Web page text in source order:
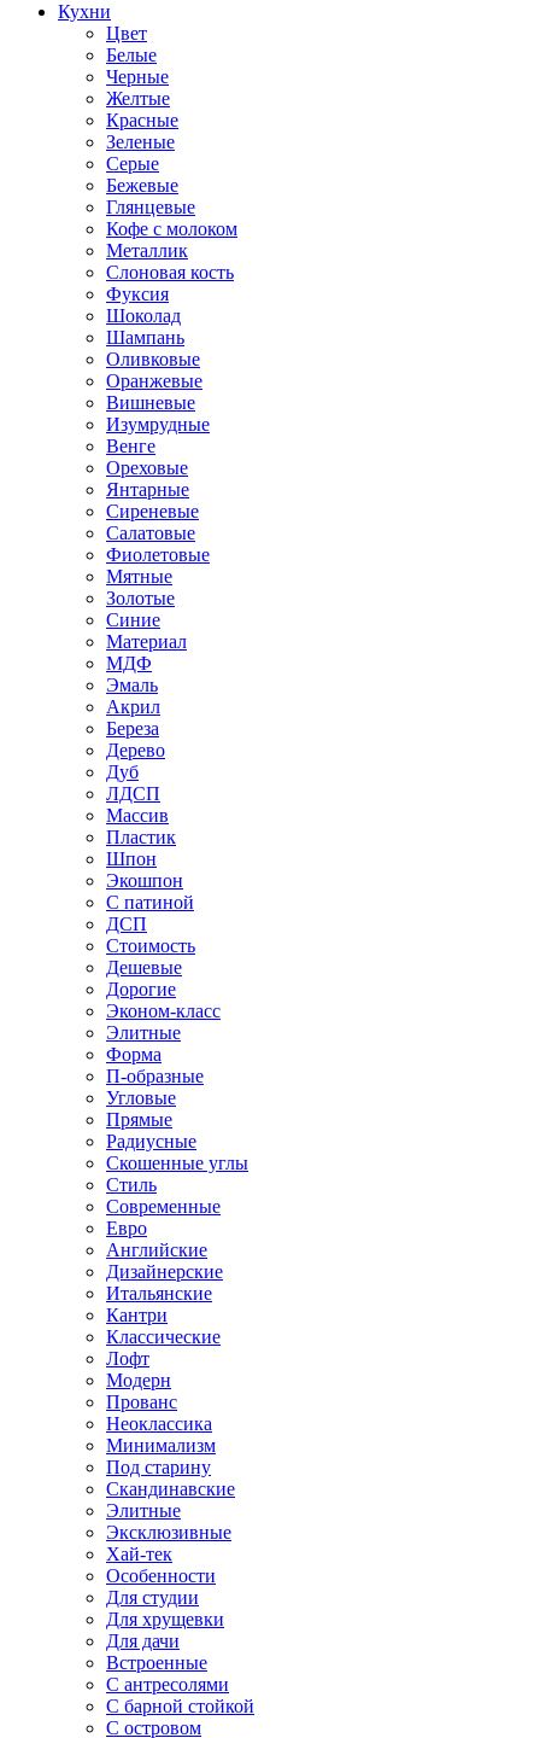
Кухни
Цвет
Белые
Черные
Желтые
Красные
Зеленые
Серые
Бежевые
Глянцевые
Кофе с молоком
Металлик
Слоновая кость
Фуксия
Шоколад
Шампань
Оливковые
Оранжевые
Вишневые
Изумрудные
Венге
Ореховые
Янтарные
Сиреневые
Салатовые
Фиолетовые
Мятные
Золотые
Синие
Материал
МДФ
Эмаль
Акрил
Береза
Дерево
Дуб
ЛДСП
Массив
Пластик
Шпон
Экошпон
С патиной
ДСП
Стоимость
Дешевые
Дорогие
Эконом-класс
Элитные
Форма
П-образные
Угловые
Прямые
Радиусные
Скошенные углы
Стиль
Современные
Евро
Английские
Дизайнерские
Итальянские
Кантри
Классические
Лофт
Модерн
Прованс
Неоклассика
Минимализм
Под старину
Скандинавские
Элитные
Эксклюзивные
Хай-тек
Особенности
Для студии
Для хрущевки
Для дачи
Встроенные
С антресолями
С барной стойкой
С островом